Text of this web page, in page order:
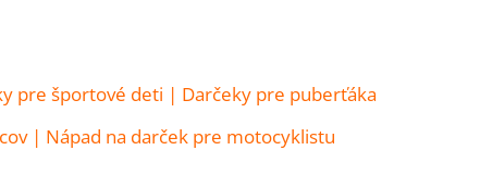
pre športové deti | Darčeky pre puberťáka
| Nápad na darček pre motocyklistu